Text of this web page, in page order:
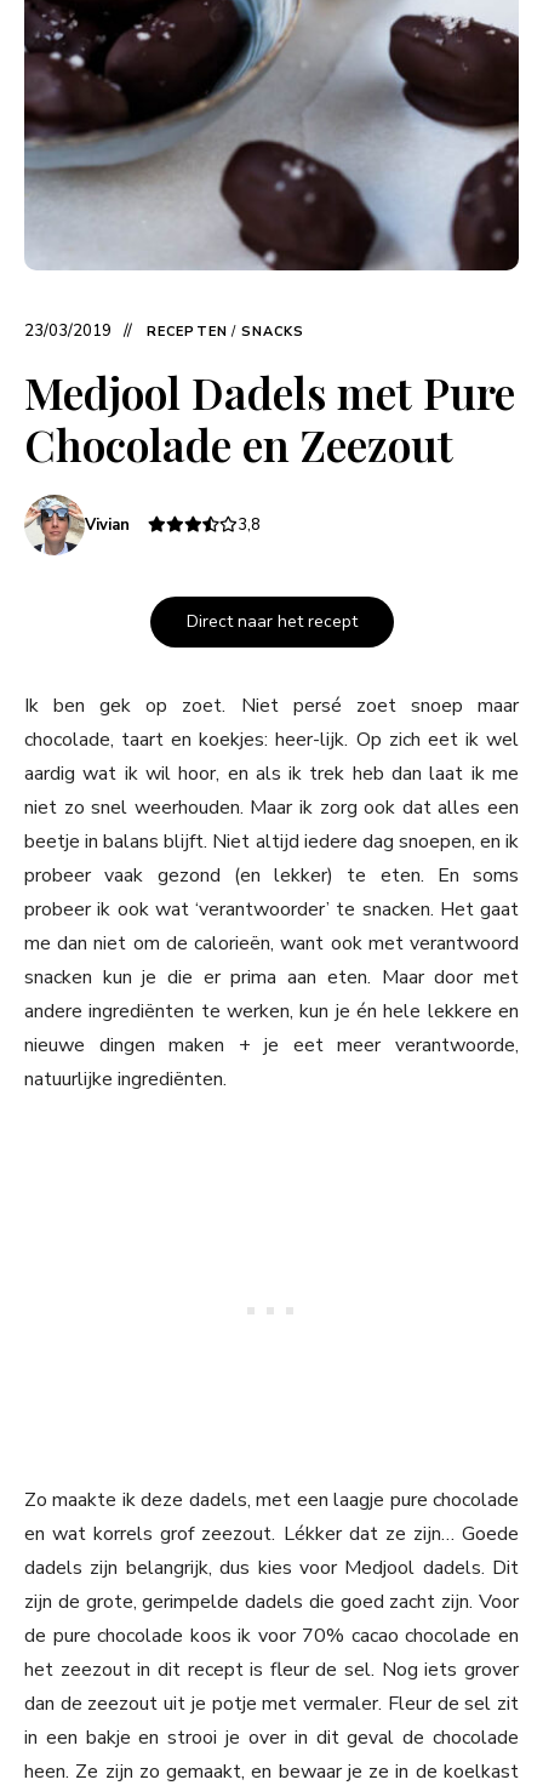
23/03/2019 RECEPTEN / SNACKS
Medjool Dadels met Pure
Chocolade en Zeezout
Vivian 3,8
Direct naar het recept
Ik ben gek op zoet. Niet persé zoet snoep maar
chocolade, taart en koekjes: heer-lijk. Op zich eet ik wel
aardig wat ik wil hoor, en als ik trek heb dan laat ik me
niet zo snel weerhouden. Maar ik zorg ook dat alles een
beetje in balans blijft. Niet altijd iedere dag snoepen, en ik
probeer vaak gezond (en lekker) te eten. En soms
probeer ik ook wat ‘verantwoorder’ te snacken. Het gaat
me dan niet om de calorieën, want ook met verantwoord
snacken kun je die er prima aan eten. Maar door met
andere ingrediënten te werken, kun je én hele lekkere en
nieuwe dingen maken + je eet meer verantwoorde,
natuurlijke ingrediënten.
Zo maakte ik deze dadels, met een laagje pure chocolade
en wat korrels grof zeezout. Lékker dat ze zijn… Goede
dadels zijn belangrijk, dus kies voor Medjool dadels. Dit
zijn de grote, gerimpelde dadels die goed zacht zijn. Voor
de pure chocolade koos ik voor 70% cacao chocolade en
het zeezout in dit recept is fleur de sel. Nog iets grover
dan de zeezout uit je potje met vermaler. Fleur de sel zit
in een bakje en strooi je over in dit geval de chocolade
heen. Ze zijn zo gemaakt, en bewaar je ze in de koelkast